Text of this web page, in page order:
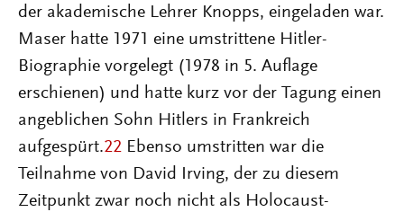
der akademische Lehrer Knopps, eingeladen war.
Maser hatte 1971 eine umstrittene Hitler-
Biographie vorgelegt (1978 in 5. Auflage
erschienen) und hatte kurz vor der Tagung einen
angeblichen Sohn Hitlers in Frankreich
aufgespürt.22 Ebenso umstritten war die
Teilnahme von David Irving, der zu diesem
Zeitpunkt zwar noch nicht als Holocaust-